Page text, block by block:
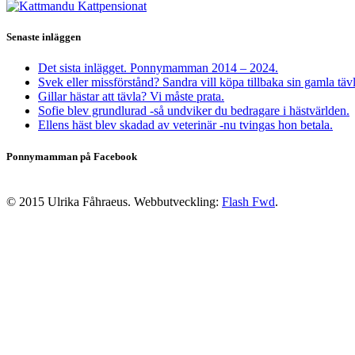
Senaste inläggen
Det sista inlägget. Ponnymamman 2014 – 2024.
Svek eller missförstånd? Sandra vill köpa tillbaka sin gamla
Gillar hästar att tävla? Vi måste prata.
Sofie blev grundlurad -så undviker du bedragare i hästvärlden.
Ellens häst blev skadad av veterinär -nu tvingas hon betala.
Ponnymamman på Facebook
© 2015 Ulrika Fåhraeus. Webbutveckling: Flash Fwd.